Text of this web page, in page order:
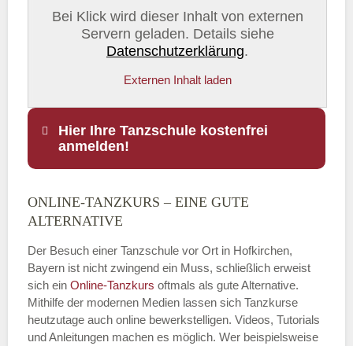
Bei Klick wird dieser Inhalt von externen
Servern geladen. Details siehe
Datenschutzerklärung.
Externen Inhalt laden
Hier Ihre Tanzschule kostenfrei
anmelden!
Name
E-Mail*
ONLINE-TANZKURS – EINE GUTE
ALTERNATIVE
Der Besuch einer Tanzschule vor Ort in Hofkirchen,
Bayern ist nicht zwingend ein Muss, schließlich erweist
sich ein Online-Tanzkurs oftmals als gute Alternative.
Mithilfe der modernen Medien lassen sich Tanzkurse
heutzutage auch online bewerkstelligen. Videos, Tutorials
und Anleitungen machen es möglich. Wer beispielsweise